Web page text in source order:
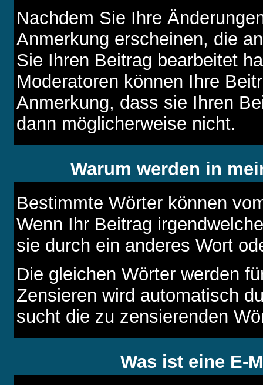
Nachdem Sie Ihre
Anmerkung erscheinen, die
Sie Ihren Beitrag bearbeitet
Moderatoren können Ihre
Anmerkung, dass sie Ihren
dann möglicherweise nicht.
Warum werden in
Bestimmte Wörter können
Wenn Ihr Beitrag
sie durch ein anderes Wort
Die gleichen Wörter werden
Zensieren wird automatisch
sucht die zu zensierenden
Was ist eine E-